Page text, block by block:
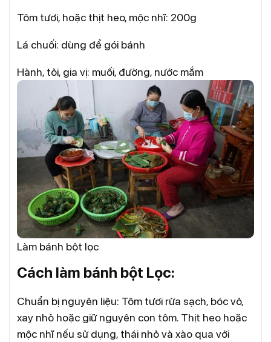
Tôm tươi, hoặc thịt heo, mộc nhĩ: 200g
Lá chuối: dùng để gói bánh
Hành, tỏi, gia vị: muối, đường, nước mắm
Làm bánh bột lọc
Cách làm bánh bột Lọc:
Chuẩn bị nguyên liệu: Tôm tươi rửa sạch, bóc vỏ,
xay nhỏ hoặc giữ nguyên con tôm. Thịt heo hoặc
mộc nhĩ nếu sử dụng, thái nhỏ và xào qua với